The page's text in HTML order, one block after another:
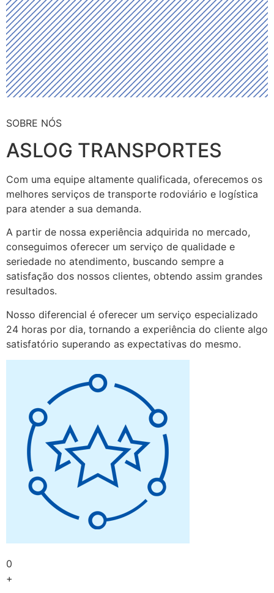
SOBRE NÓS
ASLOG TRANSPORTES
Com uma equipe altamente qualificada, oferecemos os
melhores serviços de transporte rodoviário e logística
para atender a sua demanda.
A partir de nossa experiência adquirida no mercado,
conseguimos oferecer um serviço de qualidade e
seriedade no atendimento, buscando sempre a
satisfação dos nossos clientes, obtendo assim grandes
resultados.
Nosso diferencial é oferecer um serviço especializado
24 horas por dia, tornando a experiência do cliente algo
satisfatório superando as expectativas do mesmo.
0
+